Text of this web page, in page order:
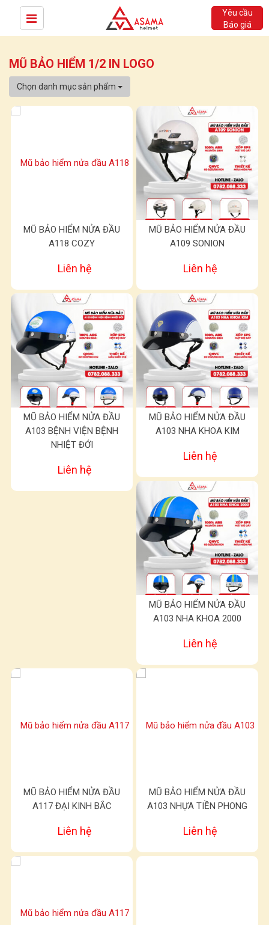
Yêu cầu
Báo giá
MŨ BẢO HIỂM 1/2 IN LOGO
Chọn danh mục sản phẩm
MŨ BẢO HIỂM NỬA ĐẦU
A118 COZY
Liên hệ
MŨ BẢO HIỂM NỬA ĐẦU
A109 SONION
Liên hệ
MŨ BẢO HIỂM NỬA ĐẦU
A103 BỆNH VIỆN BỆNH
NHIỆT ĐỚI
Liên hệ
MŨ BẢO HIỂM NỬA ĐẦU
A103 NHA KHOA KIM
Liên hệ
MŨ BẢO HIỂM NỬA ĐẦU
A103 NHA KHOA 2000
Liên hệ
MŨ BẢO HIỂM NỬA ĐẦU
A117 ĐẠI KINH BẮC
Liên hệ
MŨ BẢO HIỂM NỬA ĐẦU
A103 NHỰA TIỀN PHONG
Liên hệ